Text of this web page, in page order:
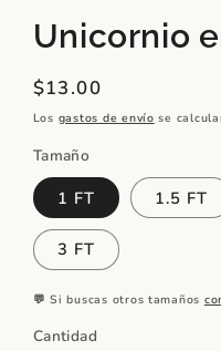
ventana
modal
Unicornio
Precio
habitual
$13.00
Los gastos de envío se
Tamaño
1 FT 1.5 FT
3 FT
💬 Si buscas otros tamaños
Cantidad